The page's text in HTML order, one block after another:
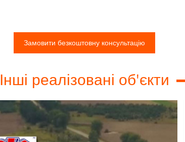
Замовити безкоштовну консультацію
Інші реалізовані об'єкти